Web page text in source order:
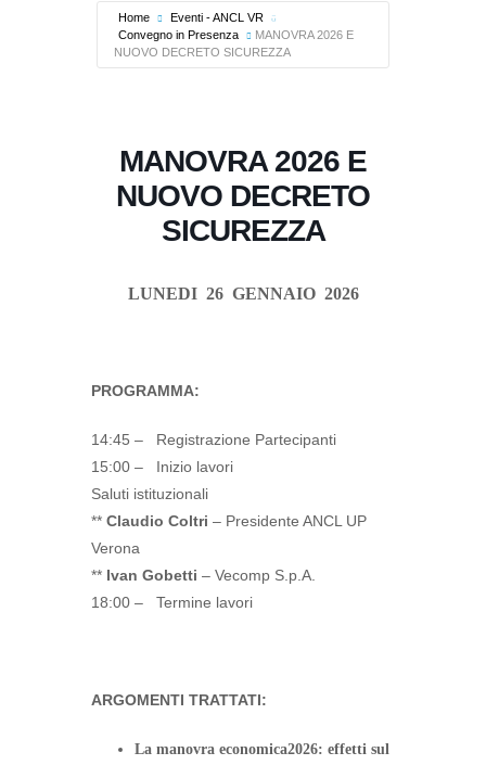
Home
Eventi - ANCL VR
Convegno in Presenza
MANOVRA 2026 E
NUOVO DECRETO SICUREZZA
MANOVRA 2026 E
NUOVO DECRETO
SICUREZZA
LUNEDI 26 GENNAIO 2026
PROGRAMMA:
14:45 – Registrazione Partecipanti
15:00 – Inizio lavori
Saluti istituzionali
** Claudio Coltri – Presidente ANCL UP
Verona
** Ivan Gobetti – Vecomp S.p.A.
18:00 – Termine lavori
ARGOMENTI TRATTATI:
La manovra economica2026: effetti sul